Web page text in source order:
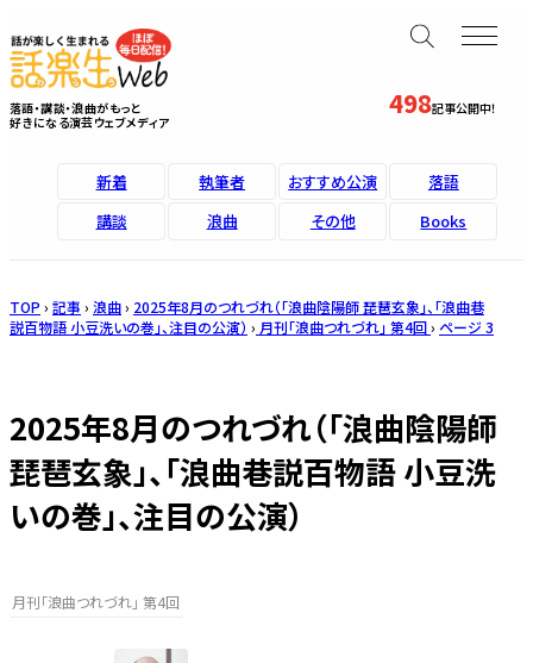
498記事公開中！
落語・講談・浪曲がもっと
好きになる演芸ウェブメディア
新着 執筆者 おすすめ公演
落語
講談
浪曲 その他 Books
TOP › 記事 › 浪曲› 2025年8月のつれづれ（「浪曲陰陽師 琵琶玄象」、「浪曲巷
説百物語 小豆洗いの巻」、注目の公演） › 月刊「浪曲つれづれ」 第4回› ページ 3
2025年8月のつれづれ（「浪曲陰陽師
琵琶玄象」、「浪曲巷説百物語 小豆洗
いの巻」、注目の公演）
月刊「浪曲つれづれ」 第4回